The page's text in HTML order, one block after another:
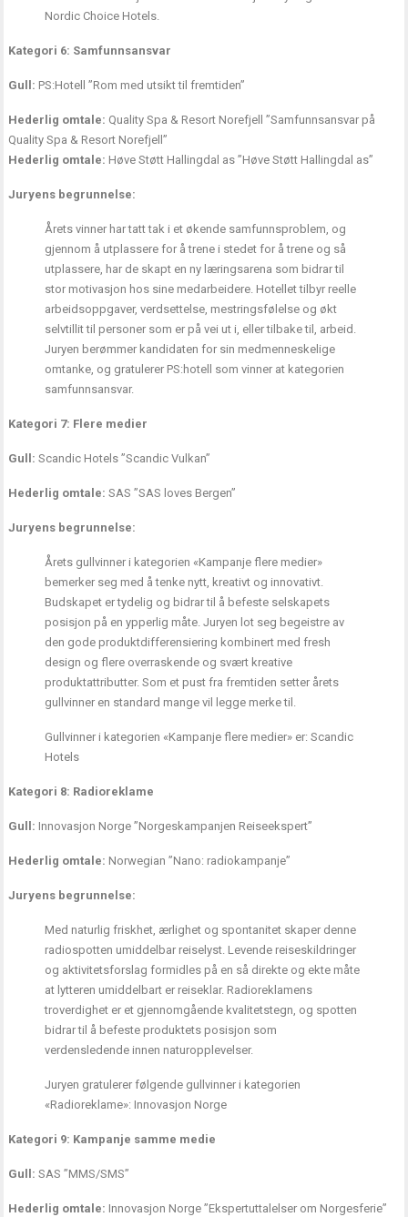
Nordic Choice Hotels.
Kategori 6: Samfunnsansvar
Gull: PS:Hotell ”Rom med utsikt til fremtiden”
Hederlig omtale: Quality Spa & Resort Norefjell ”Samfunnsansvar på
Quality Spa & Resort Norefjell”
Hederlig omtale: Høve Støtt Hallingdal as ”Høve Støtt Hallingdal as”
Juryens begrunnelse:
Årets vinner har tatt tak i et økende samfunnsproblem, og
gjennom å utplassere for å trene i stedet for å trene og så
utplassere, har de skapt en ny læringsarena som bidrar til
stor motivasjon hos sine medarbeidere. Hotellet tilbyr reelle
arbeidsoppgaver, verdsettelse, mestringsfølelse og økt
selvtillit til personer som er på vei ut i, eller tilbake til, arbeid.
Juryen berømmer kandidaten for sin medmenneskelige
omtanke, og gratulerer PS:hotell som vinner at kategorien
samfunnsansvar.
Kategori 7: Flere medier
Gull:Scandic Hotels ”Scandic Vulkan”
Hederlig omtale: SAS ”SAS loves Bergen”
Juryens begrunnelse:
Årets gullvinner i kategorien «Kampanje flere medier»
bemerker seg med å tenke nytt, kreativt og innovativt.
Budskapet er tydelig og bidrar til å befeste selskapets
posisjon på en ypperlig måte. Juryen lot seg begeistre av
den gode produktdifferensiering kombinert med fresh
design og flere overraskende og svært kreative
produktattributter. Som et pust fra fremtiden setter årets
gullvinner en standard mange vil legge merke til.
Gullvinner i kategorien «Kampanje flere medier» er: Scandic
Hotels
Kategori 8: Radioreklame
Gull: Innovasjon Norge ”Norgeskampanjen Reiseekspert”
Hederlig omtale: Norwegian ”Nano: radiokampanje”
Juryens begrunnelse:
Med naturlig friskhet, ærlighet og spontanitet skaper denne
radiospotten umiddelbar reiselyst. Levende reiseskildringer
og aktivitetsforslag formidles på en så direkte og ekte måte
at lytteren umiddelbart er reiseklar. Radioreklamens
troverdighet er et gjennomgående kvalitetstegn, og spotten
bidrar til å befeste produktets posisjon som
verdensledende innen naturopplevelser.
Juryen gratulerer følgende gullvinner i kategorien
«Radioreklame»: Innovasjon Norge
Kategori 9: Kampanje samme medie
Gull:SAS ”MMS/SMS”
Hederlig omtale: Innovasjon Norge ”Ekspertuttalelser om Norgesferie”